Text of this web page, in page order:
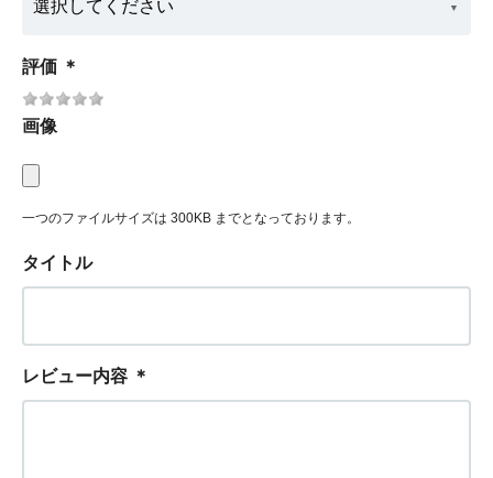
評価 ＊
画像
一つのファイルサイズは 300KB までとなっております。
タイトル
レビュー内容 ＊